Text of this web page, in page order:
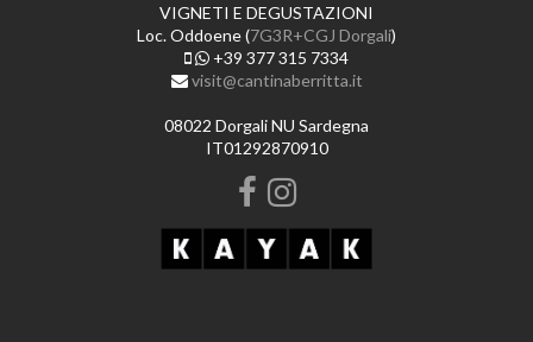
VIGNETI E DEGUSTAZIONI
Loc. Oddoene (7G3R+CGJ Dorgali)
+39 377 315 7334
visit@cantinaberritta.it
08022 Dorgali NU Sardegna
IT01292870910